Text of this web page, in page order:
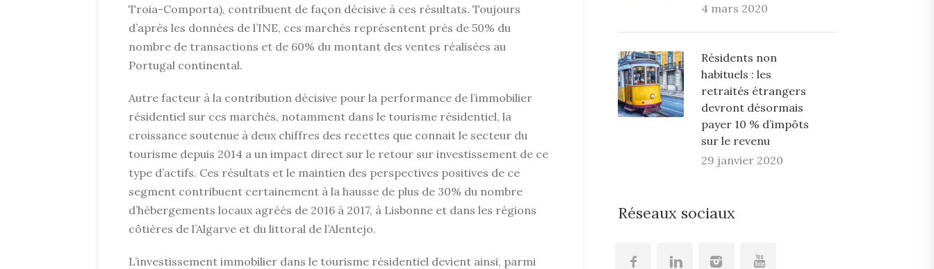
Troia-Comporta), contribuent de façon décisive à ces résultats. Toujours
d’après les données de l’INE, ces marchés représentent près de 50% du
nombre de transactions et de 60% du montant des ventes réalisées au
Portugal continental.
Autre facteur à la contribution décisive pour la performance de l’immobilier
résidentiel sur ces marchés, notamment dans le tourisme résidentiel, la
croissance soutenue à deux chiffres des recettes que connait le secteur du
tourisme depuis 2014 a un impact direct sur le retour sur investissement de ce
type d’actifs. Ces résultats et le maintien des perspectives positives de ce
segment contribuent certainement à la hausse de plus de 30% du nombre
d’hébergements locaux agréés de 2016 à 2017, à Lisbonne et dans les régions
côtières de l’Algarve et du littoral de l’Alentejo.
L’investissement immobilier dans le tourisme résidentiel devient ainsi, parmi
4 mars 2020
Résidents non
habituels : les
retraités étrangers
devront désormais
payer 10 % d’impôts
sur le revenu
29 janvier 2020
Réseaux sociaux